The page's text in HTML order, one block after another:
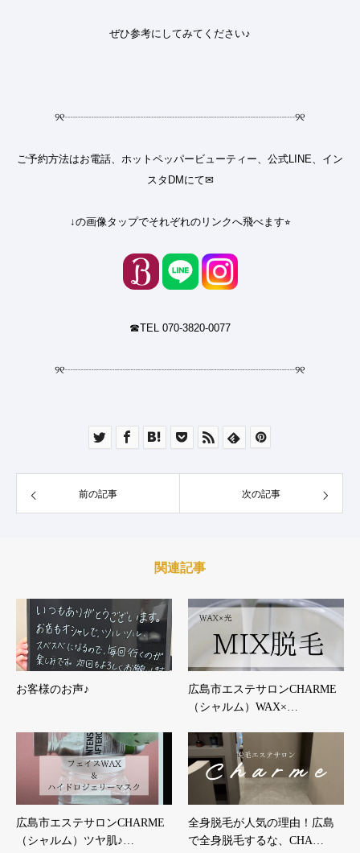
ぜひ参考にしてみてください♪
୨୧┈┈┈┈┈┈┈┈┈┈┈┈┈┈┈┈┈┈┈┈┈┈୨୧
ご予約方法はお電話、ホットペッパービューティー、公式LINE、イン
スタDMにて✉︎
↓の画像タップでそれぞれのリンクへ飛べます⭐︎
☎︎TEL 070-3820-0077
୨୧┈┈┈┈┈┈┈┈┈┈┈┈┈┈┈┈┈┈┈┈┈┈୨୧
前の記事 次の記事
関連記事
お客様のお声♪
広島市エステサロンCHARME
（シャルム）WAX×…
広島市エステサロンCHARME
（シャルム）ツヤ肌♪…
全身脱毛が人気の理由！広島
で全身脱毛するな、CHA…